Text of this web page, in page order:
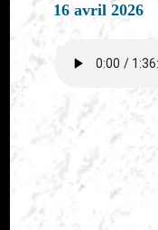
16 avril 2026